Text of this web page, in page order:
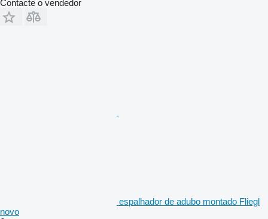
Contacte o vendedor
espalhador de adubo montado Fliegl
novo